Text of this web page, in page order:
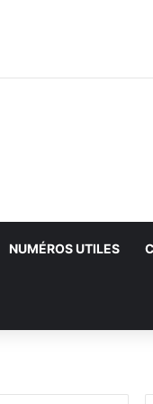
NUMÉROS UTILES